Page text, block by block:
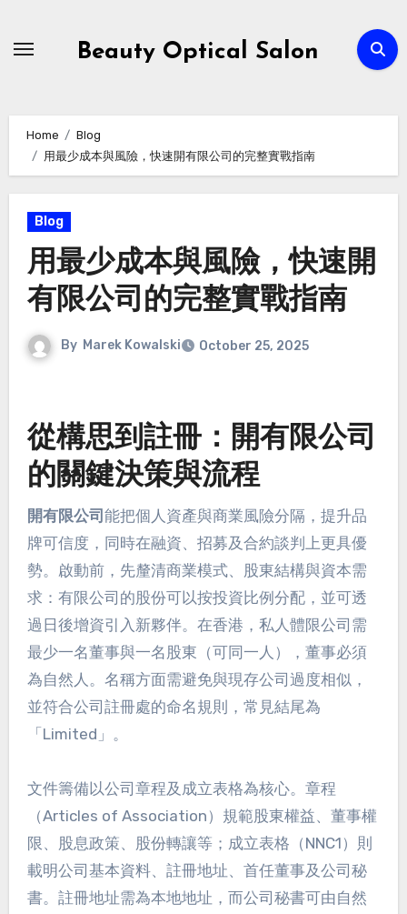
Beauty Optical Salon
Home
Blog
用最少成本與風險，快速開有限公司的完整實戰指南
Blog
用最少成本與風險，快速開
有限公司的完整實戰指南
By Marek Kowalski October 25, 2025
從構思到註冊：開有限公司
的關鍵決策與流程
開有限公司 能把個人資產與商業風險分隔，提升品
牌可信度，同時在融資、招募及合約談判上更具優
勢。啟動前，先釐清商業模式、股東結構與資本需
求：有限公司的股份可以按投資比例分配，並可透
過日後增資引入新夥伴。在香港，私人體限公司需
最少一名董事與一名股東（可同一人），董事必須
為自然人。名稱方面需避免與現存公司過度相似，
並符合公司註冊處的命名規則，常見結尾為
「Limited」。
文件籌備以公司章程及成立表格為核心。章程
（Articles of Association）規範股東權益、董事權
限、股息政策、股份轉讓等；成立表格（NNC1）則
載明公司基本資料、註冊地址、首任董事及公司秘
書。註冊地址需為本地地址，而公司秘書可由自然